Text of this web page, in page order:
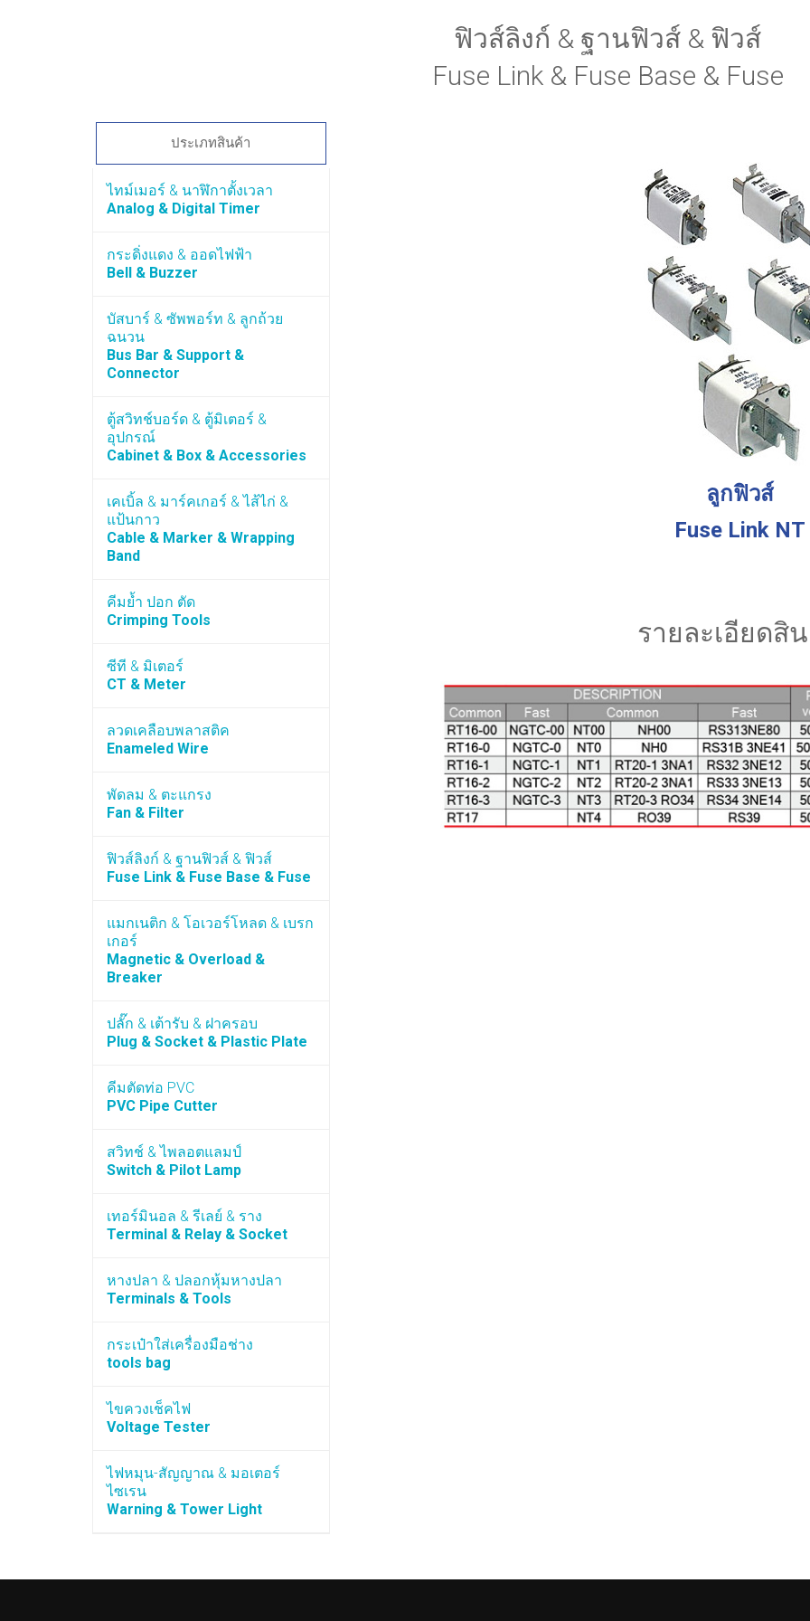
ฟิวส์ลิงก์ & ฐานฟิวส์ & ฟิวส์
Fuse Link & Fuse Base & Fuse
ประเภทสินค้า
ไทม์เมอร์ & นาฬิกาตั้งเวลา
Analog & Digital Timer
กระดิ่งแดง & ออดไฟฟ้า
Bell & Buzzer
บัสบาร์ & ซัพพอร์ท & ลูกถ้วย
ฉนวน
Bus Bar & Support &
Connector
ตู้สวิทช์บอร์ด & ตู้มิเตอร์ &
อุปกรณ์
Cabinet & Box & Accessories
เคเบิ้ล & มาร์คเกอร์ & ไส้ไก่ &
แป้นกาว
Cable & Marker & Wrapping
Band
คีมย้ำ ปอก ตัด
Crimping Tools
ซีที & มิเตอร์
CT & Meter
ลวดเคลือบพลาสติค
Enameled Wire
พัดลม & ตะแกรง
Fan & Filter
ฟิวส์ลิงก์ & ฐานฟิวส์ & ฟิวส์
Fuse Link & Fuse Base & Fuse
แมกเนติก & โอเวอร์โหลด & เบรก
เกอร์
Magnetic & Overload &
Breaker
ปลั๊ก & เต้ารับ & ฝาครอบ
Plug & Socket & Plastic Plate
คีมตัดท่อ PVC
PVC Pipe Cutter
สวิทช์ & ไพลอตแลมป์
Switch & Pilot Lamp
เทอร์มินอล & รีเลย์ & ราง
Terminal & Relay & Socket
หางปลา & ปลอกหุ้มหางปลา
Terminals & Tools
กระเป๋าใส่เครื่องมือช่าง
tools bag
ไขควงเช็คไฟ
Voltage Tester
ไฟหมุน-สัญญาณ & มอเตอร์
ไซเรน
Warning & Tower Light
ลูกฟิวส์
Fuse Link NT
รายละเอียดสิ